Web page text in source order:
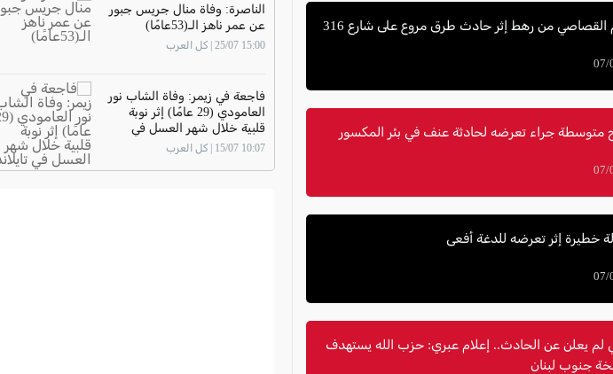
من رهط إثر حادث طرق مروع على شارع 316
متوسطة جراء تعرضه لحادثة عنف في بئر المكسور
خطيرة إثر تعرضه للدغة أفعى
لم يعلن عن الحادث.. إعلام عبري: حزب الله يستهدف
جنوب لبنان
الناصرة: وفاة منال جريس جبور
عن عمر ناهز الـ(53عامًا)
15:00 25/07 | كل العرب
فاجعة في زيمر: وفاة الشاب نور
العامودي (29 عامًا) إثر نوبة
قلبية خلال شهر العسل في
تايلاند
10:07 15/07 | كل العرب